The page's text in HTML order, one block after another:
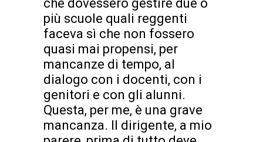
che dovessero gestire due o
più scuole quali reggenti
faceva sì che non fossero
quasi mai propensi, per
mancanze di tempo, al
dialogo con i docenti, con i
genitori e con gli alunni.
Questa, per me, è una grave
mancanza. Il dirigente, a mio